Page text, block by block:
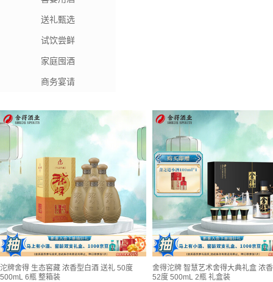
送礼甄选
试饮尝鲜
家庭囤酒
商务宴请
沱牌舍得 生态窖藏 浓香型白酒 送礼 50度
500mL 6瓶 整箱装
舍得沱牌 智慧艺术舍得大典礼盒 浓
52度 500mL 2瓶 礼盒装